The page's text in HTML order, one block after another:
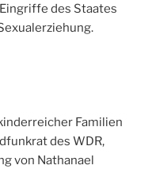
des Staates
Familien
des WDR,
von Nathanael